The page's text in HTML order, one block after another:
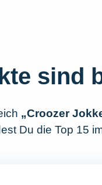
sind
„Croozer
Du die Top 15